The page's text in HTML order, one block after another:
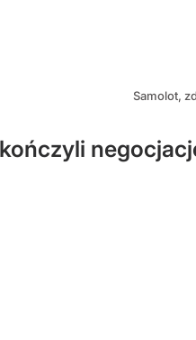
Samolot,